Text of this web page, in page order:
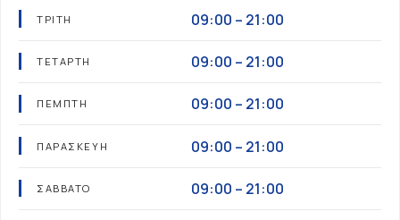
ΤΡΊΤΗ 09:00 – 21:00
ΤΕΤΆΡΤΗ 09:00 – 21:00
ΠΈΜΠΤΗ 09:00 – 21:00
ΠΑΡΑΣΚΕΥΉ 09:00 – 21:00
ΣΆΒΒΑΤΟ 09:00 – 21:00